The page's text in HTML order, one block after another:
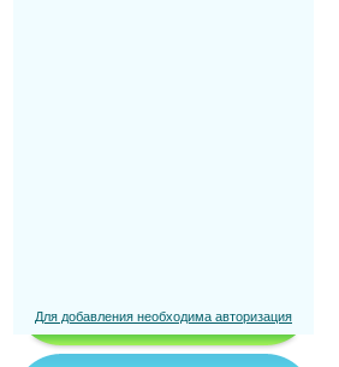
Для добавления необходима авторизация